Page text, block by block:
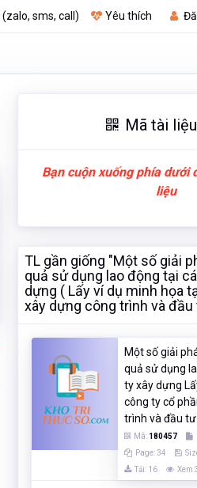
(zalo, sms, call) Yêu thích
Mã tài liệu
Bạn cuộn xuống phía dưới
liệu
TL gần giống "Một số giải
quả sử dụng lao động tại
dựng ( Lấy ví dụ minh họa
xây dựng công trình và đầu
Một số giải
quả sử dụng
ty xây dựng
công ty cổ
trình và đầu tư
Mã: 180457
Page: 34
Tải: 16